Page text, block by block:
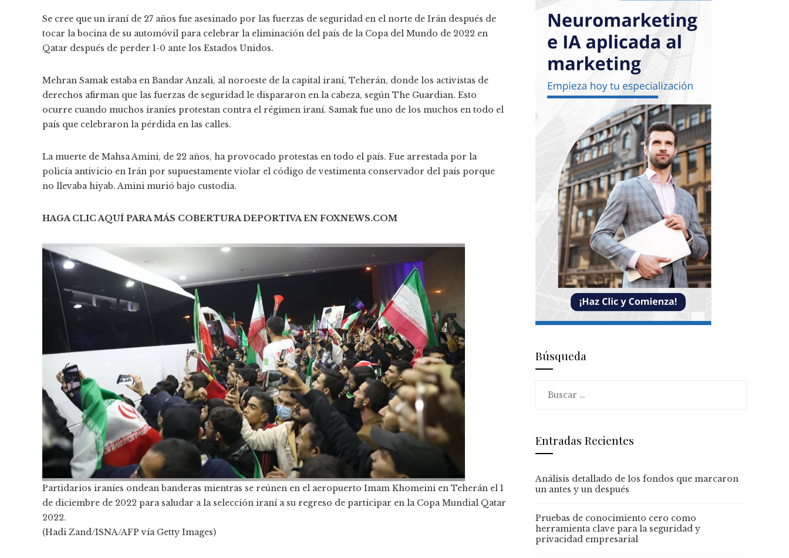
Se cree que un iraní de 27 años fue asesinado por las fuerzas de seguridad en el norte de Irán después de
tocar la bocina de su automóvil para celebrar la eliminación del país de la Copa del Mundo de 2022 en
Qatar después de perder 1-0 ante los Estados Unidos.
Mehran Samak estaba en Bandar Anzali, al noroeste de la capital iraní, Teherán, donde los activistas de
derechos afirman que las fuerzas de seguridad le dispararon en la cabeza, según The Guardian. Esto
ocurre cuando muchos iraníes protestan contra el régimen iraní. Samak fue uno de los muchos en todo el
país que celebraron la pérdida en las calles.
La muerte de Mahsa Amini, de 22 años, ha provocado protestas en todo el país. Fue arrestada por la
policía antivicio en Irán por supuestamente violar el código de vestimenta conservador del país porque
no llevaba hiyab. Amini murió bajo custodia.
HAGA CLIC AQUÍ PARA MÁS COBERTURA DEPORTIVA EN FOXNEWS.COM
Partidarios iraníes ondean banderas mientras se reúnen en el aeropuerto Imam Khomeini en Teherán el 1
de diciembre de 2022 para saludar a la selección iraní a su regreso de participar en la Copa Mundial Qatar
2022.
(Hadi Zand/ISNA/AFP vía Getty Images)
Búsqueda
Entradas Recientes
Análisis detallado de los fondos que marcaron
un antes y un después
Pruebas de conocimiento cero como
herramienta clave para la seguridad y
privacidad empresarial